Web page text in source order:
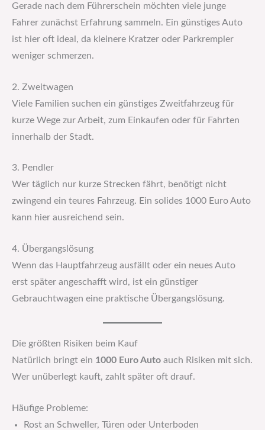
Gerade nach dem Führerschein möchten viele junge
Fahrer zunächst Erfahrung sammeln. Ein günstiges Auto
ist hier oft ideal, da kleinere Kratzer oder Parkrempler
weniger schmerzen.
2. Zweitwagen
Viele Familien suchen ein günstiges Zweitfahrzeug für
kurze Wege zur Arbeit, zum Einkaufen oder für Fahrten
innerhalb der Stadt.
3. Pendler
Wer täglich nur kurze Strecken fährt, benötigt nicht
zwingend ein teures Fahrzeug. Ein solides 1000 Euro Auto
kann hier ausreichend sein.
4. Übergangslösung
Wenn das Hauptfahrzeug ausfällt oder ein neues Auto
erst später angeschafft wird, ist ein günstiger
Gebrauchtwagen eine praktische Übergangslösung.
Die größten Risiken beim Kauf
Natürlich bringt ein 1000 Euro Auto auch Risiken mit sich.
Wer unüberlegt kauft, zahlt später oft drauf.
Häufige Probleme:
Rost an Schweller, Türen oder Unterboden